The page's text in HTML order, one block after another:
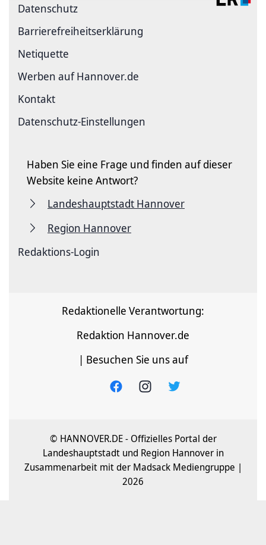
Datenschutz
Barriere­freiheits­erklärung
Netiquette
Werben auf Hannover.de
Kontakt
Datenschutz-Einstellungen
Haben Sie eine Frage und finden auf dieser
Website keine Antwort?
Landeshauptstadt Hannover
Region Hannover
Redaktions-Login
Redaktionelle Verantwortung:
Redaktion Hannover.de
| Besuchen Sie uns auf
© HANNOVER.DE - Offizielles Portal der
Landeshauptstadt und Region Hannover in
Zusammenarbeit mit der Madsack Mediengruppe |
2026